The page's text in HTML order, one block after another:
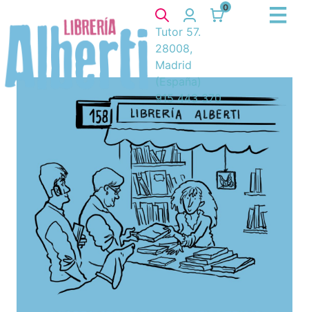
0
Tutor 57.
28008,
Madrid
(España)
915 443 370